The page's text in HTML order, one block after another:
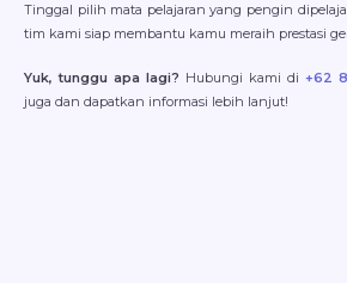
Tinggal pilih mata pelajaran yang pengin
tim kami siap membantu kamu meraih prestasi
Yuk, tunggu apa lagi? Hubungi kami di +62
juga dan dapatkan informasi lebih lanjut!